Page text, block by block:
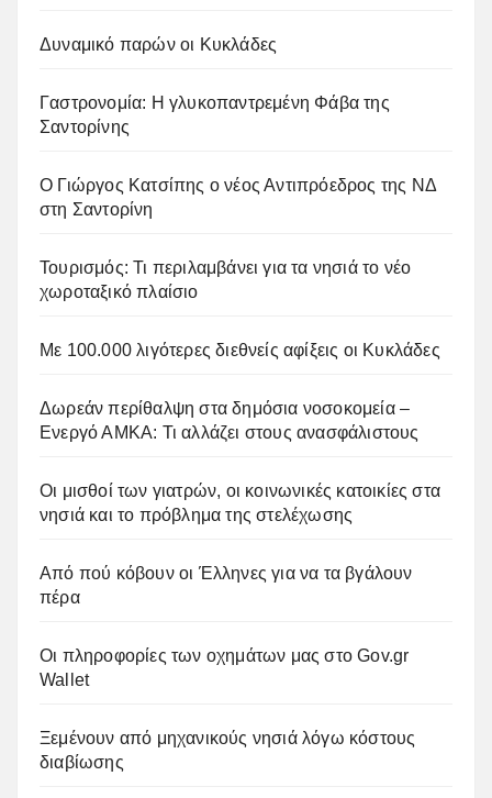
Δυναμικό παρών οι Κυκλάδες
Γαστρονομία: Η γλυκοπαντρεμένη Φάβα της
Σαντορίνης
Ο Γιώργος Κατσίπης ο νέος Αντιπρόεδρος της ΝΔ
στη Σαντορίνη
Τουρισμός: Τι περιλαμβάνει για τα νησιά το νέο
χωροταξικό πλαίσιο
Με 100.000 λιγότερες διεθνείς αφίξεις οι Κυκλάδες
Δωρεάν περίθαλψη στα δημόσια νοσοκομεία –
Ενεργό ΑΜΚΑ: Τι αλλάζει στους ανασφάλιστους
Οι μισθοί των γιατρών, οι κοινωνικές κατοικίες στα
νησιά και το πρόβλημα της στελέχωσης
Από πού κόβουν οι Έλληνες για να τα βγάλουν
πέρα
Οι πληροφορίες των οχημάτων μας στο Gov.gr
Wallet
Ξεμένουν από μηχανικούς νησιά λόγω κόστους
διαβίωσης